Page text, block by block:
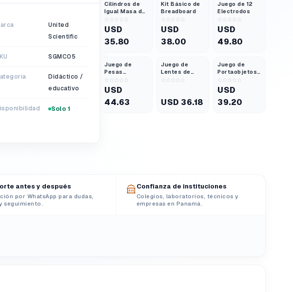
United
Scientific
SGMC05
Didáctico /
educativo
Solo 1
Cilindros de
Igual Masa de
Materiales
Diversos Set
de 5
USD
35.80
Kit Básico de
Breadboard
USD
38.00
Juego de 12
Electrodos
USD
49.80
Juego de
Pesas
Ranuradas de
13 Piezas
Latón
USD
44.63
Juego de
Lentes de
Demostración
USD 36.18
Juego de
Portaobjetos
para
Microscopio
Modelos
Básicos de
USD
39.20
antes y después
por WhatsApp para dudas,
seguimiento.
Confianza de instituciones
Colegios, laboratorios, técnicos y
empresas en Panamá.